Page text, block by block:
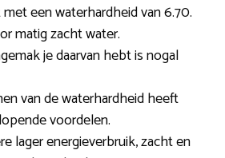
een waterhardheid van 6.70.
matig zacht water.
je daarvan hebt is nogal
van de waterhardheid heeft
voordelen.
lager energieverbruik, zacht en